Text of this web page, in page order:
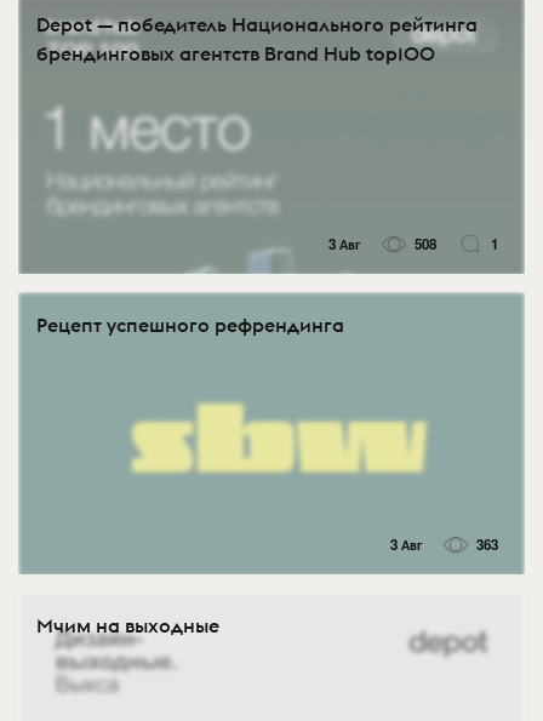
Depot — победитель Национального рейтинга
брендинговых агентств Brand Hub top100
3 Авг 508 1
Рецепт успешного рефрендинга
3 Авг 363
Мчим на выходные